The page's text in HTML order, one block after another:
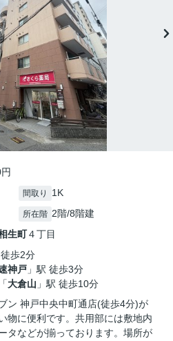
間取り 1K
所在階 2階/8階建
生町４丁目
徒歩2分
神戸 」駅 徒歩3分
「大倉山 」駅 徒歩10分
ン 神戸中央中町通店(徒歩4分)が
物に便利です。共用部には敷地内
タなどが揃っております。場所が